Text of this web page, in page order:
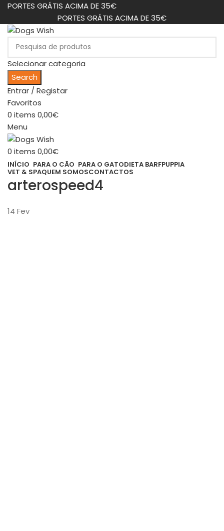
PORTES GRÁTIS ACIMA DE 35€
PORTES GRÁTIS ACIMA DE 35€
Selecionar categoria
Search
Entrar / Registar
Favoritos
0 items 0,00€
Menu
0 items 0,00€
INÍCIO PARA O CÃO PARA O GATODIETA BARFPUPPIA
VET & SPAQUEM SOMOSCONTACTOS
arterospeed4
14 Fev